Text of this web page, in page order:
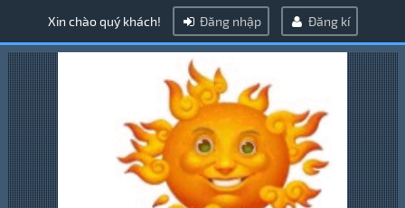
Xin chào quý khách! Đăng nhập Đăng kí